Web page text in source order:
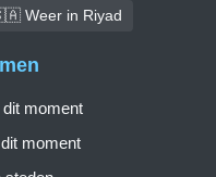
Weer in Riyad
moment
moment